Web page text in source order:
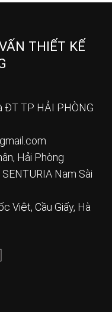
THIẾT KẾ
ĐT TP HẢI PHÒNG
Hải Phòng
Nam Sài
Việt, Cầu Giấy, Hà